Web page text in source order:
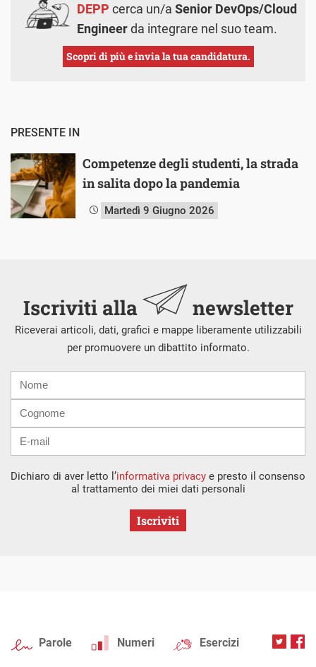
DEPP cerca un/a Senior DevOps/Cloud
Engineerda integrare nel suo team.
Scopri di più e invia la tua candidatura.
PRESENTE IN
Competenze degli studenti, la strada
in salita dopo la pandemia
Martedì 9 Giugno 2026
Iscriviti alla newsletter
Riceverai articoli, dati, grafici e mappe liberamente utilizzabili
per promuovere un dibattito informato.
mail
Dichiaro di aver letto l’informativa privacy e presto il consenso
al trattamento dei miei dati personali
Iscriviti
Parole Numeri Esercizi